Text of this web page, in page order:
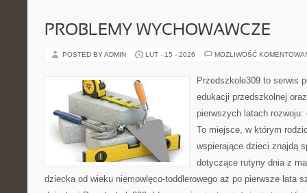
PROBLEMY WYCHOWAWCZE
POSTED BY ADMIN LUT - 15 - 2026 MOŻLIWOŚĆ
Przedszkole309 to serwis
edukacji przedszkolnej
pierwszych latach
To miejsce, w którym
wspierające dzieci znajdą
dotyczące rutyny dnia z
dziecka od wieku niemowlęco-toddlerowego aż po pierwsze lata